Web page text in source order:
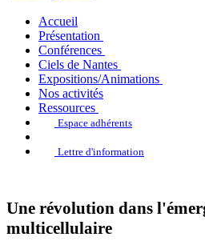
Accueil
Présentation
Conférences
Ciels de Nantes
Expositions/Animations
Nos activités
Ressources
Espace adhérents
Lettre d'information
Une révolution dans
multicellulaire